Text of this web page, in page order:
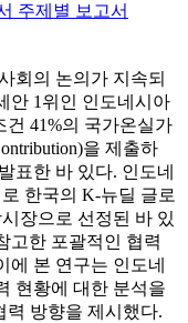
주제별 보고서
회의 논의가 지속되
안 1위인 인도네시아
건 41%의 국가온실가
을 제출하
표한 바 있다. 인도네
한국의 K-뉴딜 글로
장으로 선정된 바 있
고한 포괄적인 협력
에 본 연구는 인도네
현황에 대한 분석을
력 방향을 제시했다.